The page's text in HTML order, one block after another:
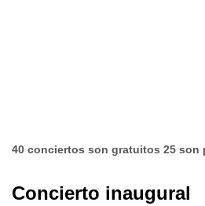
40 conciertos son gratuitos 25 son
Concierto inaugural